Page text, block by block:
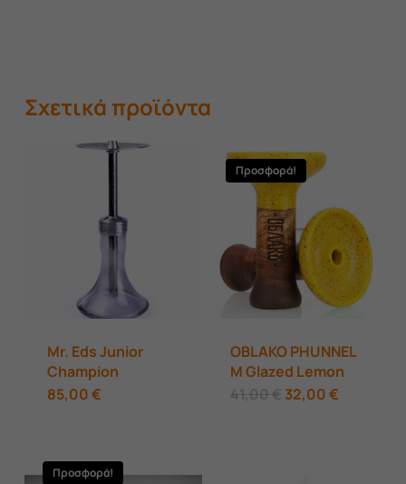
Σχετικά προϊόντα
Mr. Eds Junior
Champion
85,00€
Προσφορά!
OBLAKO PHUNNEL
M Glazed Lemon
41,00€ Original
price
32,00€Η
Προσφορά!